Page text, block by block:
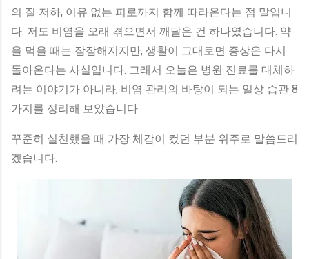
의 질 저하, 이유 없는 피로까지 함께 따라온다는 점 말입니
다. 저도 비염을 오래 겪으면서 깨달은 건 하나였습니다. 약
을 먹을 때는 잠잠해지지만, 생활이 그대로면 증상은 다시
돌아온다는 사실입니다. 그래서 오늘은 병원 진료를 대체하
려는 이야기가 아니라, 비염 관리의 바탕이 되는 일상 습관 8
가지를 정리해 보았습니다.
꾸준히 실천했을 때 가장 체감이 컸던 부분 위주로 말씀드리
겠습니다.